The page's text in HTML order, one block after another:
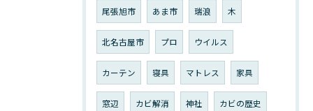
尾張旭市 あま市 瑞浪 木
北名古屋市 プロ ウイルス
カーテン 寝具 マトレス 家具
窓辺 カビ解消 神社 カビの歴史